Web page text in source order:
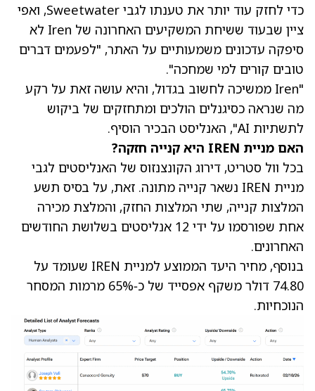
כדי לחזק עוד יותר את טענתו לגבי Sweetwater, ואפי
ציין שבעוד ששיחת המשקיעים האחרונה של Iren לא
סיפקה עדכונים משמעותיים על האתר, "לפעמים דברים
טובים קורים למי שמחכה".
"Iren ממשיכה לחשוב בגדול, והיא עושה זאת על רקע
מה שנראה כסיגנלים הולכים ומתחזקים של ביקוש
לתשתיות AI", האנליסט הבכיר הוסיף.
האם מניית IREN היא קנייה חזקה?
בכל וול סטריט, דירוג הקונצנזוס של האנליסטים לגבי
מניית IREN
נשאר קנייה מתונה. זאת, על בסיס תשע
המלצות קנייה, שתי המלצות החזק, והמלצת מכירה
אחת שפורסמו על ידי 12 אנליסטים בשלושת החודשים
האחרונים.
בנוסף, מחיר היעד הממוצע למניית IREN
שעומד על
74.80 דולר משקף אפסייד של כ‑65% מרמות המסחר
הנוכחיות.